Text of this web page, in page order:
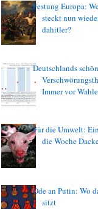
Festung Europa:
steckt nun
dahitler?
Deutschlands
Immer vor
Für die Umwelt:
die Woche
Ode an Putin: Wo
sitzt